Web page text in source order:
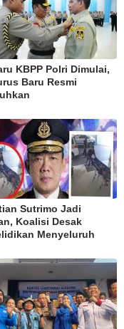
KBPP Polri Dimulai,
Baru Resmi
Sutrimo Jadi
Koalisi Desak
Menyeluruh